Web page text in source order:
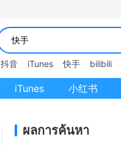
抖音 iTunes 快手 bilibili
iTunes 小红书
ผลการค้นหา